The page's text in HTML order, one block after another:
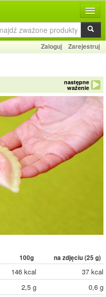
Zaloguj Zarejestruj
następne
ważenie
100g na zdjęciu (25 g)
146 kcal
37 kcal
2,5 g
0,6 g